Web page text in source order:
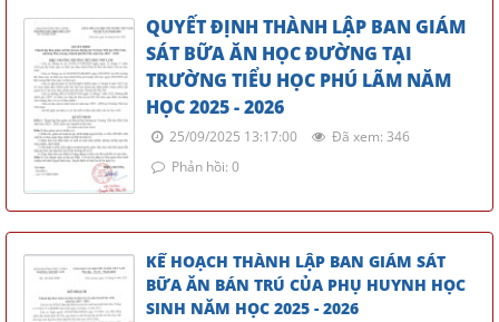
QUYẾT ĐỊNH THÀNH LẬP BAN GIÁM
SÁT BỮA ĂN HỌC ĐƯỜNG TẠI
TRƯỜNG TIỂU HỌC PHÚ LÃM NĂM
HỌC 2025 - 2026
25/09/2025 13:17:00
Đã xem: 346
Phản hồi: 0
KẾ HOẠCH THÀNH LẬP BAN GIÁM SÁT
BỮA ĂN BÁN TRÚ CỦA PHỤ HUYNH HỌC
SINH NĂM HỌC 2025 - 2026